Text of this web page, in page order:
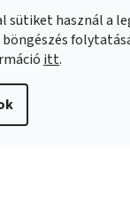
sütiket használ a
böngészés
itt.
vásárlásról